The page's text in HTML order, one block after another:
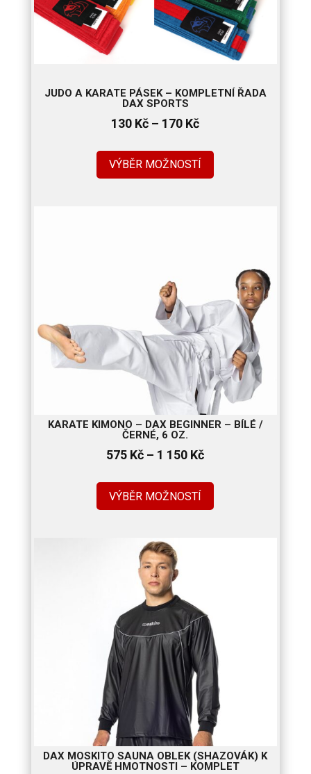
JUDO A KARATE PÁSEK – KOMPLETNÍ ŘADA
DAX SPORTS
130 Kč – 170 KčRozpětí
130 Kč
až
VÝBĚR MOŽNOSTÍ
KARATE KIMONO – DAX BEGINNER – BÍLÉ /
ČERNÉ, 6 OZ.
575 Kč – 1 150 KčRozpětí
575 Kč
až
VÝBĚR MOŽNOSTÍ
DAX MOSKITO SAUNA OBLEK (SHAZOVÁK) K
ÚPRAVĚ HMOTNOSTI – KOMPLET